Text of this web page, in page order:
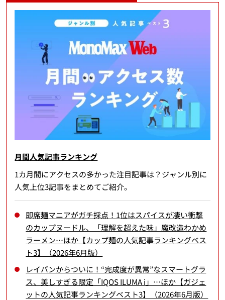
月間人気記事ランキング
1カ月間にアクセスの多かった注目記事は？ジャンル別に
人気上位3記事をまとめてご紹介。
即席麺マニアがガチ採点！1位はスパイスが凄い衝撃
のカップヌードル、「理解を超えた味」魔改造わかめ
ラーメン…ほか【カップ麺の人気記事ランキングベス
ト3】（2026年6月版）
レイバンからついに！“完成度が異常”なスマートグラ
ス、美しすぎる限定「IQOS ILUMA i」…ほか【ガジェ
ットの人気記事ランキングベスト3】（2026年6月版）